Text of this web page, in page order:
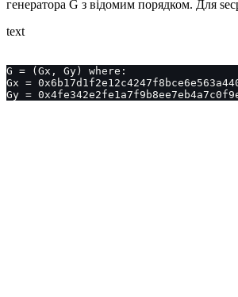
генератора G з відомим порядком. Для
text
G = (Gx, Gy) where:
Gx =
Gy =